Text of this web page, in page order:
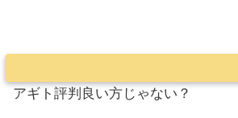
アギト評判良い方じゃない？